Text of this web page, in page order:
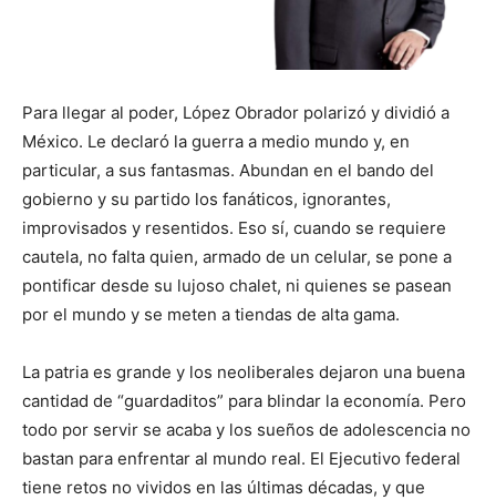
Para llegar al poder, López Obrador polarizó y dividió a
México. Le declaró la guerra a medio mundo y, en
particular, a sus fantasmas. Abundan en el bando del
gobierno y su partido los fanáticos, ignorantes,
improvisados y resentidos. Eso sí, cuando se requiere
cautela, no falta quien, armado de un celular, se pone a
pontificar desde su lujoso chalet, ni quienes se pasean
por el mundo y se meten a tiendas de alta gama.
La patria es grande y los neoliberales dejaron una buena
cantidad de “guardaditos” para blindar la economía. Pero
todo por servir se acaba y los sueños de adolescencia no
bastan para enfrentar al mundo real. El Ejecutivo federal
tiene retos no vividos en las últimas décadas, y que